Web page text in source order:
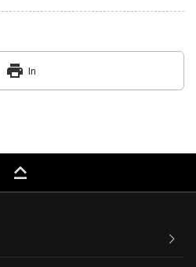
print In
keyboard_capslock